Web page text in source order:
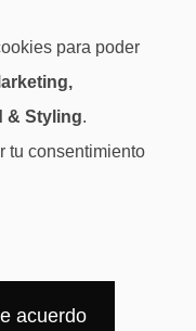
de denuncias
para poder
& Styling.
tu consentimiento
acuerdo